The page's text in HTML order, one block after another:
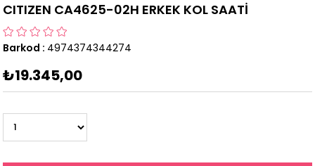
CITIZEN CA4625-02H ERKEK KOL SAATİ
Barkod : 4974374344274
₺19.345,00